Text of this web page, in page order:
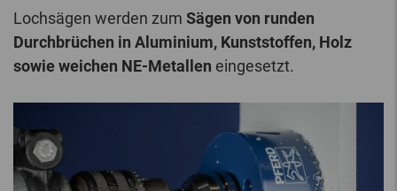
Lochsägen werden zum Sägen von runden
Durchbrüchen in Aluminium, Kunststoffen, Holz
sowie weichen NE-Metallen eingesetzt.